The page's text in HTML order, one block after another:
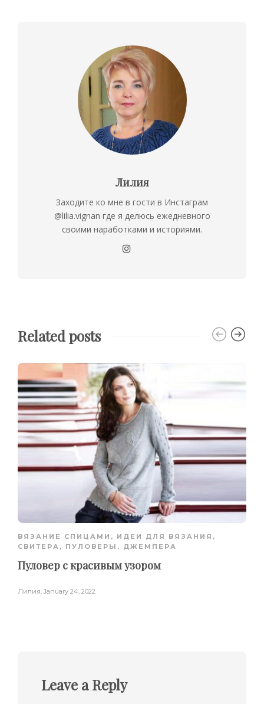
Лилия
Заходите ко мне в гости в Инстаграм
@lilia.vignan где я делюсь ежедневного
своими наработками и историями.
Related posts
ВЯЗАНИЕ СПИЦАМИ , ИДЕИ ДЛЯ ВЯЗАНИЯ ,
СВИТЕРА, ПУЛОВЕРЫ, ДЖЕМПЕРА
Пуловер с красивым узором
Лилия, January 24, 2022
Leave a Reply